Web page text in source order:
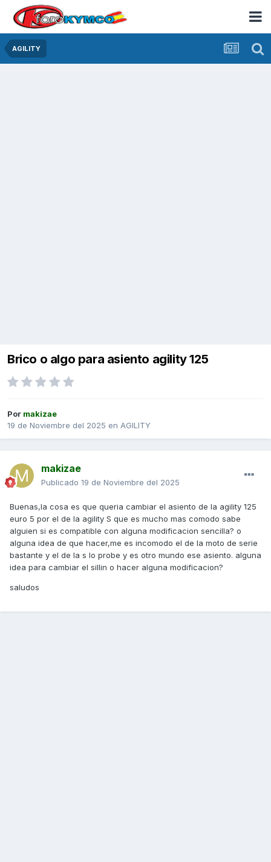
AGILITY
Brico o algo para asiento agility 125
Por makizae
19 de Noviembre del 2025 en AGILITY
makizae
Publicado 19 de Noviembre del 2025
Buenas,la cosa es que queria cambiar el asiento de la agility 125
euro 5 por el de la agility S que es mucho mas comodo sabe
alguien si es compatible con alguna modificacion sencilla? o
alguna idea de que hacer,me es incomodo el de la moto de serie
bastante y el de la s lo probe y es otro mundo ese asiento. alguna
idea para cambiar el sillin o hacer alguna modificacion?
saludos